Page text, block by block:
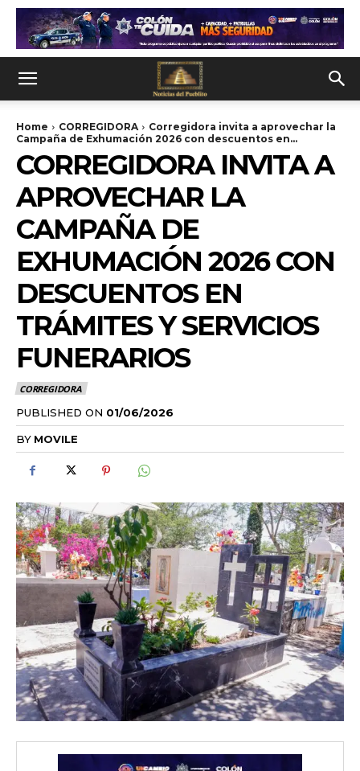
Home CORREGIDORA
Corregidora invita a aprovechar la
Campaña de Exhumación 2026 con descuentos en...
CORREGIDORA INVITA A
APROVECHAR LA
CAMPAÑA DE
EXHUMACIÓN 2026 CON
DESCUENTOS EN
TRÁMITES Y SERVICIOS
FUNERARIOS
CORREGIDORA
PUBLISHED ON 01/06/2026
BY MOVILE